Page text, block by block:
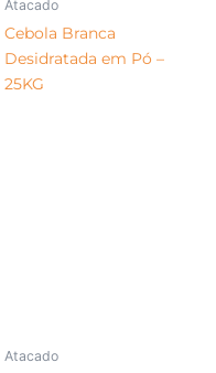
Atacado
Cebola Branca
Desidratada em Pó –
25KG
Atacado